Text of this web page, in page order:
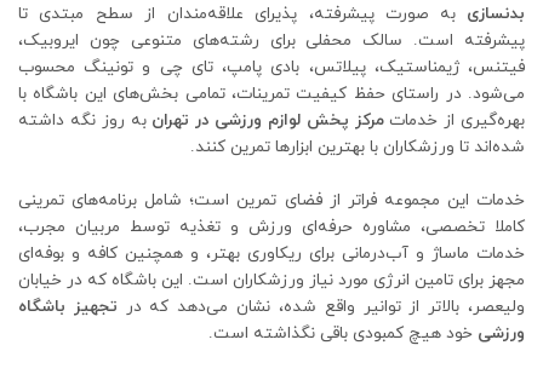
بدنسازی به صورت پیشرفته، پذیرای علاقه‌مندان از سطح مبتدی تا
پیشرفته است. سالک محفلی برای رشته‌های متنوعی چون ایروبیک،
فیتنس، ژیمناستیک، پیلاتس، بادی پامپ، تای چی و تونینگ محسوب
می‌شود. در راستای حفظ کیفیت تمرینات، تمامی بخش‌های این باشگاه با
بهره‌گیری از خدماتمرکز پخش لوازم ورزشی در تهران به‌ روز نگه داشته
شده‌اند تا ورزشکاران با بهترین ابزارها تمرین کنند.
خدمات این مجموعه فراتر از فضای تمرین است؛ شامل برنامه‌های تمرینی
کاملا تخصصی، مشاوره حرفه‌ای ورزش و تغذیه توسط مربیان مجرب،
خدمات ماساژ و آب‌درمانی برای ریکاوری بهتر، و همچنین کافه و بوفه‌ای
مجهز برای تامین انرژی مورد نیاز ورزشکاران است. این باشگاه که در خیابان
ولیعصر، بالاتر از توانیر واقع شده، نشان می‌دهد که در تجهیز باشگاه
ورزشی خود هیچ کمبودی باقی نگذاشته است.